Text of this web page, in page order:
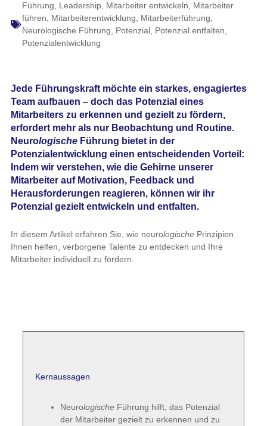
Führung
Leadership, Mitarbeiter entwickeln
Mitarbeiter
führen
Mitarbeiterentwicklung Mitarbeiterführung
Neurologische Führung
Potenzial, Potenzial entfalten
Potenzialentwicklung
Jede Führungskraft möchte ein starkes, engagiertes
Team aufbauen – doch das Potenzial eines
Mitarbeiters zu erkennen und gezielt zu fördern,
erfordert mehr als nur Beobachtung und Routine.
NeurologischeFührung bietet in der
Potenzialentwicklung einen entscheidenden Vorteil:
Indem wir verstehen, wie die Gehirne unserer
Mitarbeiter auf Motivation, Feedback und
Herausforderungen reagieren, können wir ihr
Potenzial gezielt entwickeln und entfalten.
In diesem Artikel erfahren Sie, wie neurologischePrinzipien
Ihnen helfen, verborgene Talente zu entdecken und Ihre
Mitarbeiter individuell zu fördern.
Kernaussagen
Neurologische Führung hilft, das Potenzial
der Mitarbeiter gezielt zu erkennen und zu